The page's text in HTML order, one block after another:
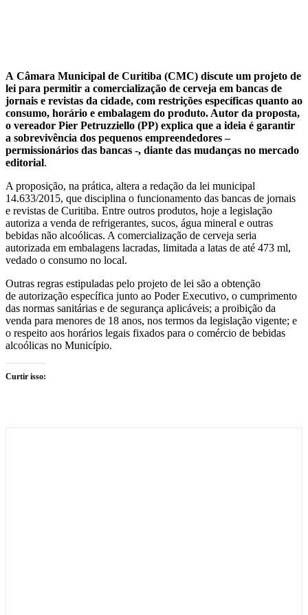
A Câmara Municipal de Curitiba (CMC) discute um projeto de
lei para permitir a comercialização de cerveja em bancas de
jornais e revistas da cidade, com restrições específicas quanto ao
consumo, horário e embalagem do produto. Autor da proposta,
o vereador Pier Petruzziello (PP) explica que a ideia é garantir
a sobrevivência dos pequenos empreendedores –
permissionários das bancas -, diante das mudanças no mercado
editorial.
A proposição, na prática, altera a redação da lei municipal
14.633/2015, que disciplina o funcionamento das bancas de jornais
e revistas de Curitiba. Entre outros produtos, hoje a legislação
autoriza a venda de refrigerantes, sucos, água mineral e outras
bebidas não alcoólicas. A comercialização de cerveja seria
autorizada em embalagens lacradas, limitada a latas de até 473 ml,
vedado o consumo no local.
Outras regras estipuladas pelo projeto de lei são a obtenção
de autorização específica junto ao Poder Executivo, o cumprimento
das normas sanitárias e de segurança aplicáveis; a proibição da
venda para menores de 18 anos, nos termos da legislação vigente; e
o respeito aos horários legais fixados para o comércio de bebidas
alcoólicas no Município.
Curtir isso: